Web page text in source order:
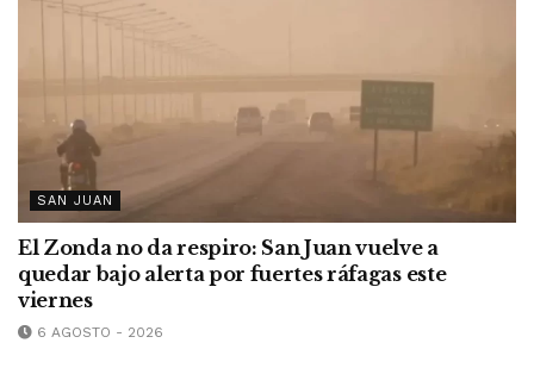
SAN JUAN
El Zonda no da respiro: San Juan vuelve a
quedar bajo alerta por fuertes ráfagas este
viernes
6 AGOSTO - 2026